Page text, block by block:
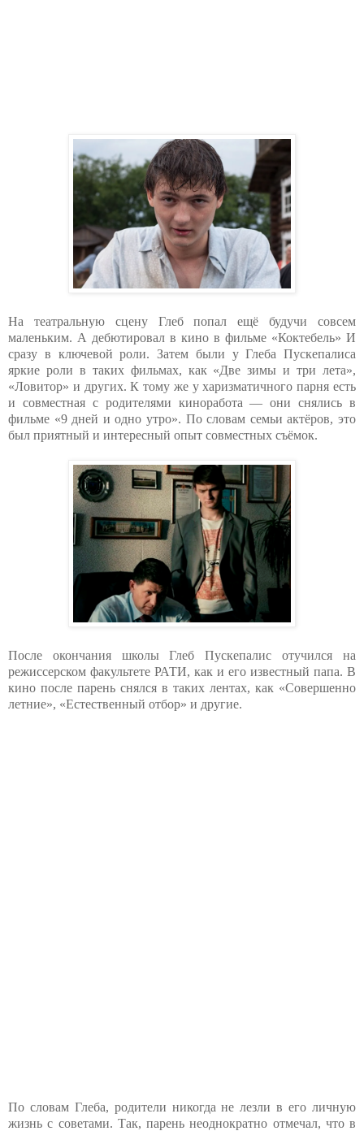
На театральную сцену Глеб попал ещё будучи совсем
маленьким. А дебютировал в кино в фильме «Коктебель» И
сразу в ключевой роли. Затем были у Глеба Пускепалиса
яркие роли в таких фильмах, как «Две зимы и три лета»,
«Ловитор» и других. К тому же у харизматичного парня есть
и совместная с родителями киноработа — они снялись в
фильме «9 дней и одно утро». По словам семьи актёров, это
был приятный и интересный опыт совместных съёмок.
После окончания школы Глеб Пускепалис отучился на
режиссерском факультете РАТИ, как и его известный папа. В
кино после парень снялся в таких лентах, как «Совершенно
летние», «Естественный отбор» и другие.
По словам Глеба, родители никогда не лезли в его личную
жизнь с советами. Так, парень неоднократно отмечал, что в